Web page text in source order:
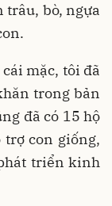
trâu, bò, ngựa
mặc, tôi đã
trong bản
đã có 15 hộ
con giống,
triển kinh